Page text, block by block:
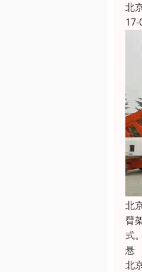
北
17-
北
臂
式
悬
北